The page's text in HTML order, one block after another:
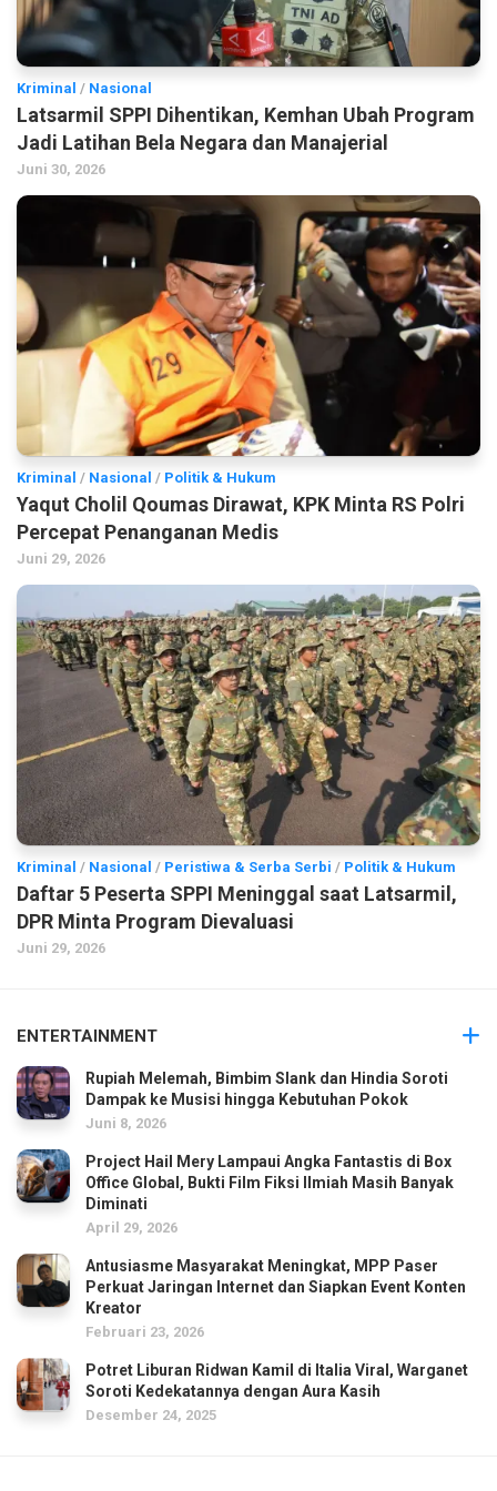
Kriminal / Nasional
Latsarmil SPPI Dihentikan, Kemhan Ubah Program
Jadi Latihan Bela Negara dan Manajerial
Juni 30, 2026
Kriminal / Nasional / Politik & Hukum
Yaqut Cholil Qoumas Dirawat, KPK Minta RS Polri
Percepat Penanganan Medis
Juni 29, 2026
Kriminal / Nasional / Peristiwa & Serba Serbi / Politik & Hukum
Daftar 5 Peserta SPPI Meninggal saat Latsarmil,
DPR Minta Program Dievaluasi
Juni 29, 2026
ENTERTAINMENT
Rupiah Melemah, Bimbim Slank dan Hindia Soroti
Dampak ke Musisi hingga Kebutuhan Pokok
Juni 8, 2026
Project Hail Mery Lampaui Angka Fantastis di Box
Office Global, Bukti Film Fiksi Ilmiah Masih Banyak
Diminati
April 29, 2026
Antusiasme Masyarakat Meningkat, MPP Paser
Perkuat Jaringan Internet dan Siapkan Event Konten
Kreator
Februari 23, 2026
Potret Liburan Ridwan Kamil di Italia Viral, Warganet
Soroti Kedekatannya dengan Aura Kasih
Desember 24, 2025